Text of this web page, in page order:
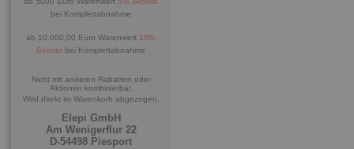
bei Komplettabnahme
ab 10.000,00 Euro Warenwert 10%
Skonto bei Komplettabnahme
Nicht mit anderen Rabatten oder
Aktionen kombinierbar.
Wird direkt im Warenkorb abgezogen.
Elepi GmbH
Am Wenigerflur 22
D-54498 Piesport